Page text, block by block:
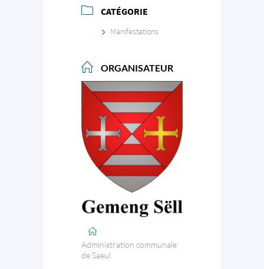
CATÉGORIE
Manifestations
ORGANISATEUR
Administration communale
de Saeul